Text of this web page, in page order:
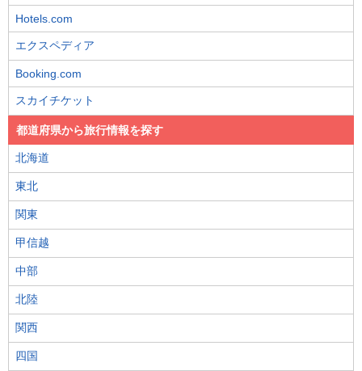
Hotels.com
エクスペディア
Booking.com
スカイチケット
都道府県から旅行情報を探す
北海道
東北
関東
甲信越
中部
北陸
関西
四国